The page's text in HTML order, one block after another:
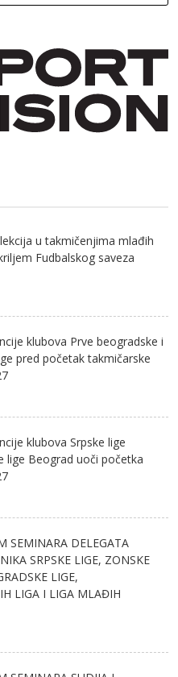
u takmičenjima mlađih
Fudbalskog saveza
klubova Prve beogradske i
pred početak takmičarske
klubova Srpske lige
lige Beograd uoči početka
SEMINARA DELEGATA
SRPSKE LIGE, ZONSKE
LIGE,
LIGA I LIGA MLAĐIH